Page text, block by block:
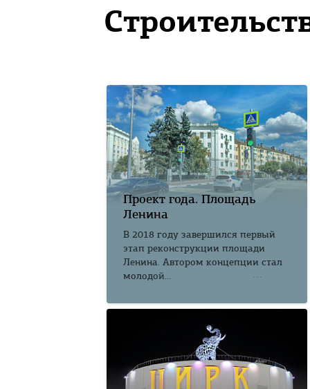
Проект года. Площадь
Ленина
В 2018 году завершился первый
этап реконструкции площади
Ленина. Автором концепции стал
молодой...